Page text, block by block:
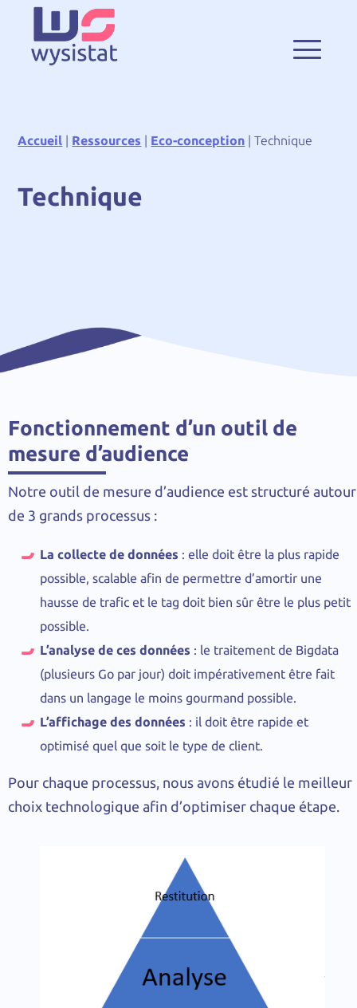
Accueil | Ressources | Eco-conception |Technique
Technique
Fonctionnement d’un outil de
mesure d’audience
Notre outil de mesure d’audience est structuré autour
de 3 grands processus :
La collecte de données : elle doit être la plus rapide
possible, scalable afin de permettre d’amortir une
hausse de trafic et le tag doit bien sûr être le plus petit
possible.
L’analyse de ces données : le traitement de Bigdata
(plusieurs Go par jour) doit impérativement être fait
dans un langage le moins gourmand possible.
L’affichage des données : il doit être rapide et
optimisé quel que soit le type de client.
Pour chaque processus, nous avons étudié le meilleur
choix technologique afin d’optimiser chaque étape.